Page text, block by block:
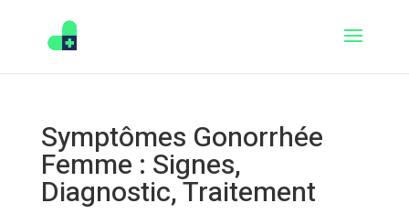
Symptômes Gonorrhée
Femme : Signes,
Diagnostic, Traitement